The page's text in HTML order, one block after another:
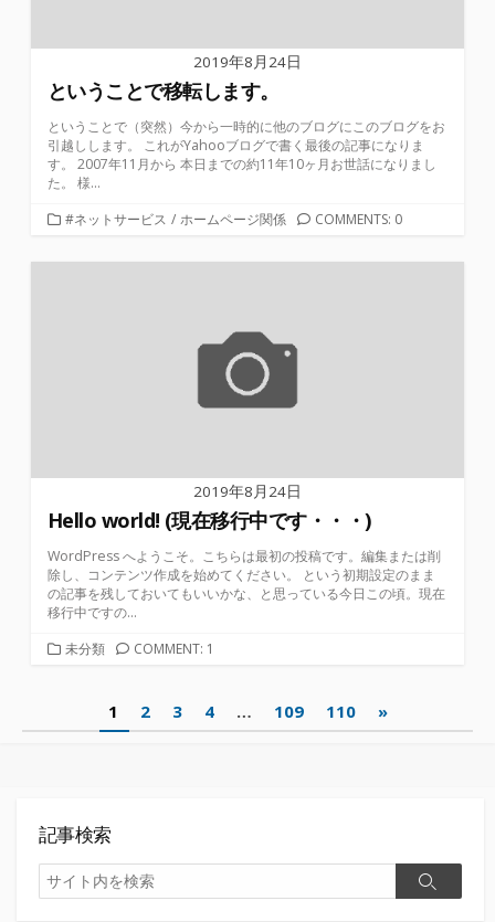
2019年8月24日
ということで移転します。
ということで（突然）今から一時的に他のブログにこのブログをお
引越しします。 これがYahooブログで書く最後の記事になりま
す。 2007年11月から 本日までの約11年10ヶ月お世話になりまし
た。 様...
カ
ゴ
#ネットサービス / ホームページ関係 COMMENTS: 0
2019年8月24日
Hello world! (現在移行中です・・・)
WordPress へようこそ。こちらは最初の投稿です。編集または削
除し、コンテンツ作成を始めてください。 という初期設定のまま
の記事を残しておいてもいいかな、と思っている今日この頃。現在
移行中ですの...
カ
ー
未分類 COMMENT: 1
ペ
ー
ジ
1 2 3 4 … 109 110 »
記事検索
検
索
検